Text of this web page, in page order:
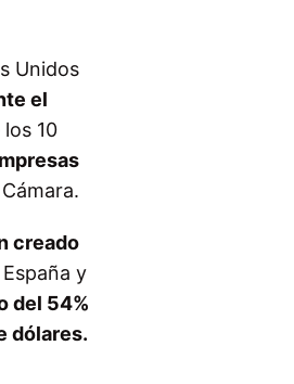
Unidos
el
10
creado
y
del 54%
dólares.